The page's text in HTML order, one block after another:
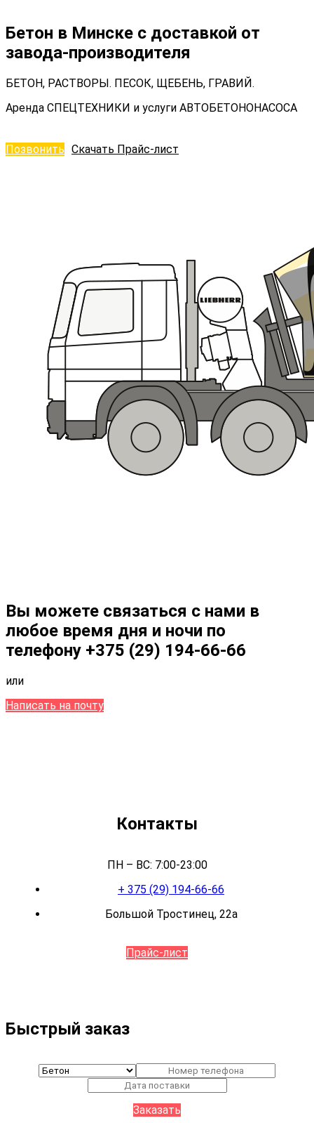
Бетон в Минске с доставкой от
завода-производителя
БЕТОН, РАСТВОРЫ. ПЕСОК, ЩЕБЕНЬ, ГРАВИЙ.
Аренда СПЕЦТЕХНИКИ и услуги АВТОБЕТОНОНАСОСА
Позвонить Скачать Прайс-лист
Вы можете связаться с нами в
любое время дня и ночи по
телефону +375 (29) 194-66-66
или
Написать на почту
Контакты
ПН – ВС: 7:00-23:00
+ 375 (29) 194-66-66
Большой Тростинец, 22а
Прайс-лист
Быстрый заказ
Заказать